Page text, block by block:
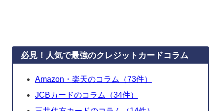
必見！人気で最強のクレジットカードコラム
Amazon・楽天のコラム（73件）
JCBカードのコラム（34件）